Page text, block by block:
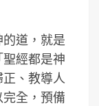
道，就是
經都是神
、教導人
全，預備